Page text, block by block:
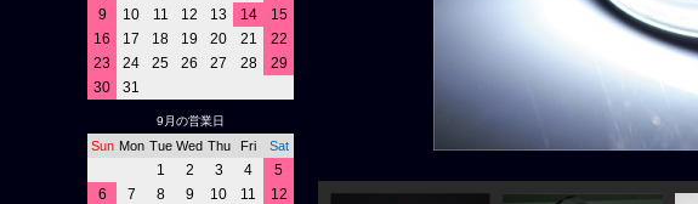
9
10 11 12 13 14
15
16
17 18 19 20 21
22
23
24 25 26 27 28
29
30
31
9月の営業日
Sun Mon Tue Wed Thu Fri Sat
1 2 3 4
5
6
7 8 9 10 11
12